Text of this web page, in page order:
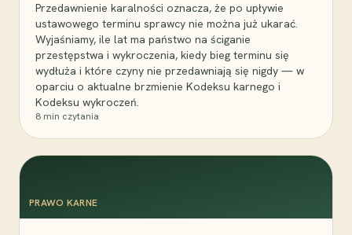
Przedawnienie karalności oznacza, że po upływie
ustawowego terminu sprawcy nie można już ukarać.
Wyjaśniamy, ile lat ma państwo na ściganie
przestępstwa i wykroczenia, kiedy bieg terminu się
wydłuża i które czyny nie przedawniają się nigdy — w
oparciu o aktualne brzmienie Kodeksu karnego i
Kodeksu wykroczeń.
8 min czytania
PRAWO KARNE